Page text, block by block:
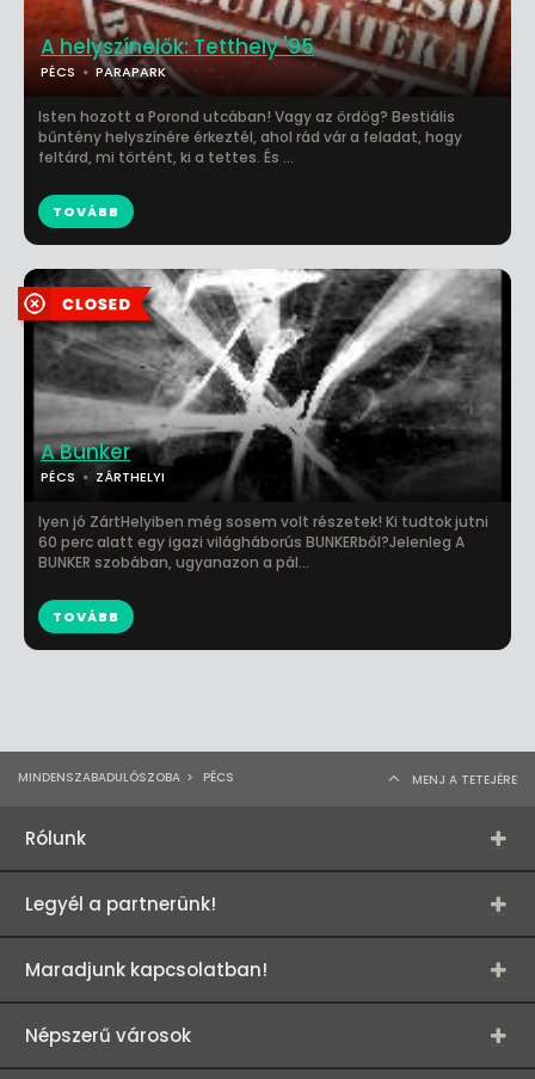
A helyszínelők: Tetthely '95
PÉCS PARAPARK
Isten hozott a Porond utcában! Vagy az ördög? Bestiális
bűntény helyszínére érkeztél, ahol rád vár a feladat, hogy
feltárd, mi történt, ki a tettes. És ...
TOVÁBB
A Bunker
PÉCS ZÁRTHELYI
lyen jó ZártHelyiben még sosem volt részetek! Ki tudtok jutni
60 perc alatt egy igazi világháborús BUNKERből?Jelenleg A
BUNKER szobában, ugyanazon a pál...
TOVÁBB
MINDENSZABADULÓSZOBA > PÉCS MENJ A TETEJÉRE
Rólunk
Legyél a partnerünk!
Maradjunk kapcsolatban!
Népszerű városok